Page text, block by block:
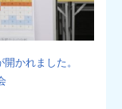
かれました。